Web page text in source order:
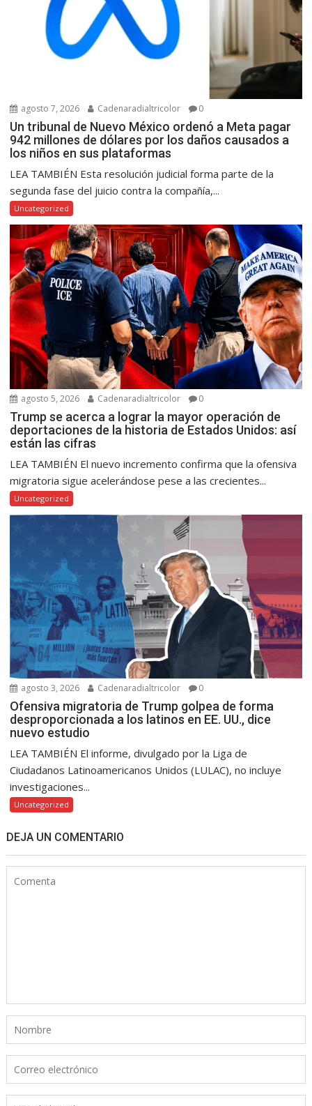
agosto 7, 2026 Cadenaradialtricolor 0
Un tribunal de Nuevo México ordenó a Meta pagar
942 millones de dólares por los daños causados a
los niños en sus plataformas
LEA TAMBIÉN Esta resolución judicial forma parte de la
segunda fase del juicio contra la compañía,...
Uncategorized
agosto 5, 2026 Cadenaradialtricolor 0
Trump se acerca a lograr la mayor operación de
deportaciones de la historia de Estados Unidos: así
están las cifras
LEA TAMBIÉN El nuevo incremento confirma que la ofensiva
migratoria sigue acelerándose pese a las crecientes...
Uncategorized
agosto 3, 2026 Cadenaradialtricolor 0
Ofensiva migratoria de Trump golpea de forma
desproporcionada a los latinos en EE. UU., dice
nuevo estudio
LEA TAMBIÉN El informe, divulgado por la Liga de
Ciudadanos Latinoamericanos Unidos (LULAC), no incluye
investigaciones...
Uncategorized
DEJA UN COMENTARIO